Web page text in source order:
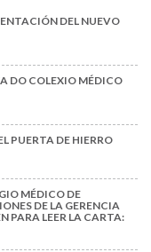
DEL NUEVO
DO COLEXIO MÉDICO
PUERTA DE HIERRO
MÉDICO DE
DE LA GERENCIA
PARA LEER LA CARTA: